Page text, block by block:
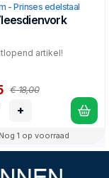
- Prinses edelstaal
artikel!
€ 18,00
+
Nog 1 op voorraad